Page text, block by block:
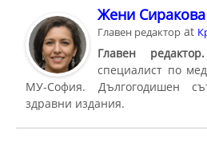
Жени Сиракова
Главен редактор at
Главен редактор.
специалист по
МУ-София. Дългогодишен
здравни издания.